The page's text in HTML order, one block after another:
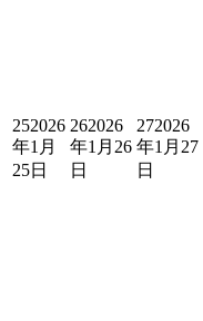
252026
年1月
25日
262026
年1月26
日
272026
年1月27
日